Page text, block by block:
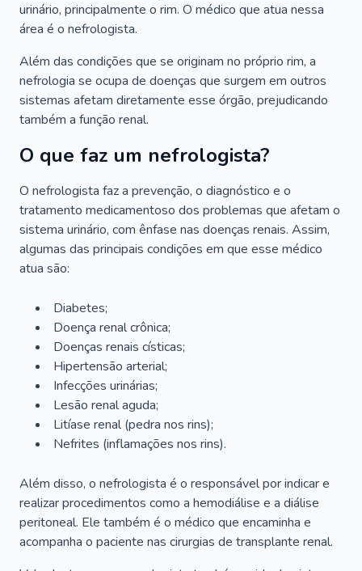
urinário, principalmente o rim. O médico que atua nessa
área é o nefrologista.
Além das condições que se originam no próprio rim, a
nefrologia se ocupa de doenças que surgem em outros
sistemas afetam diretamente esse órgão, prejudicando
também a função renal.
O que faz um nefrologista?
O nefrologista faz a prevenção, o diagnóstico e o
tratamento medicamentoso dos problemas que afetam o
sistema urinário, com ênfase nas doenças renais. Assim,
algumas das principais condições em que esse médico
atua são:
Diabetes;
Doença renal crônica;
Doenças renais císticas;
Hipertensão arterial;
Infecções urinárias;
Lesão renal aguda;
Litíase renal (pedra nos rins);
Nefrites (inflamações nos rins).
Além disso, o nefrologista é o responsável por indicar e
realizar procedimentos como a hemodiálise e a diálise
peritoneal. Ele também é o médico que encaminha e
acompanha o paciente nas cirurgias de transplante renal.